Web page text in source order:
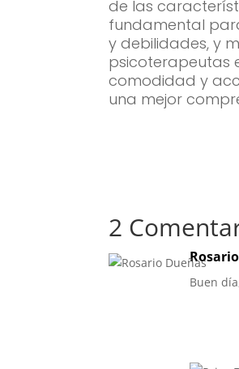
de las
fundamental
y debilidades, y
psicoterapeutas
comodidad y
una mejor
2
Buen